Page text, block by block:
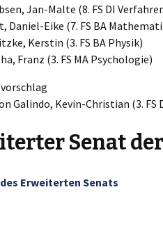
Jan-Malte (8. FS DI
Daniel-Eike (7. FS BA
Kerstin (3. FS BA Physik)
Franz (3. FS MA Psychologie)
Galindo, Kevin-Christian (3.
Senat
Erweiterten Senats